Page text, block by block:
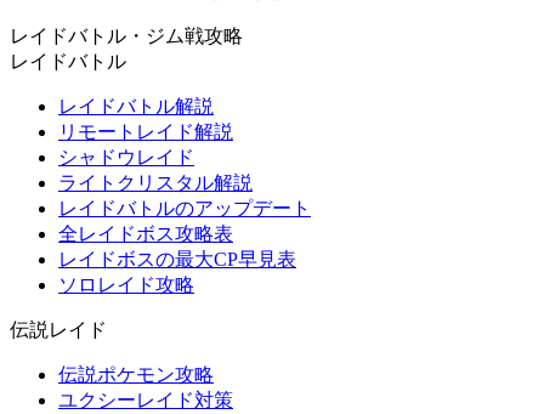
レイドバトル・ジム戦攻略
レイドバトル
レイドバトル解説
リモートレイド解説
シャドウレイド
ライトクリスタル解説
レイドバトルのアップデート
全レイドボス攻略表
レイドボスの最大CP早見表
ソロレイド攻略
伝説レイド
伝説ポケモン攻略
ユクシーレイド対策